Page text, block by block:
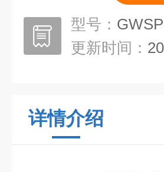
型号：
更新时间：
详情介绍